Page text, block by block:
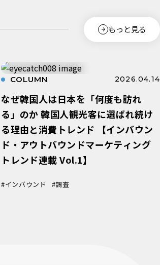
もっと見る
COLUMN 2026.04.14
なぜ韓国人は日本を「何度も訪れ
る」のか 韓国人観光客に選ばれ続け
る理由と消費トレンド 【インバウン
ド・アウトバウンドマーケティング
トレンド連載 Vol.1】
#インバウンド #調査